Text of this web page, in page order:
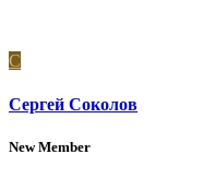
С
Сергей Соколов
New Member